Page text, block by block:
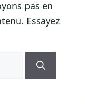
pas en
Essayez